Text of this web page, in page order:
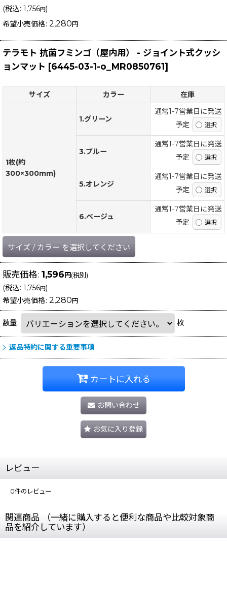
(税込: 1,756円)
希望小売価格: 2,280円
テラモト 抗菌フミンゴ（屋内用） - ジョイント式クッシ
ョンマット [6445-03-1-o_MR0850761]
サイズ カラー 在庫
1枚(約
300×300mm)
1.グリーン
通常1-7営業日に発送
予定
3.ブルー
通常1-7営業日に発送
予定
5.オレンジ
通常1-7営業日に発送
予定
6.ベージュ
通常1-7営業日に発送
予定
サイズ / カラー を選択してください
販売価格: 1,596円(税別)
(税込: 1,756円)
希望小売価格: 2,280円
数量: 枚
返品特約に関する重要事項
カートに入れる
お問い合わせ
お気に入り登録
レビュー
0件のレビュー
関連商品 （一緒に購入すると便利な商品や比較対象商
品を紹介しています）